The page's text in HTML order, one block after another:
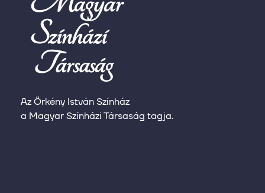
Az Örkény István Színház
a Magyar Színházi Társaság tagja.